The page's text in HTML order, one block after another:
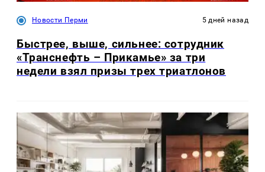
Новости Перми 5 дней назад
Быстрее, выше, сильнее: сотрудник
«Транснефть – Прикамье» за три
недели взял призы трех триатлонов